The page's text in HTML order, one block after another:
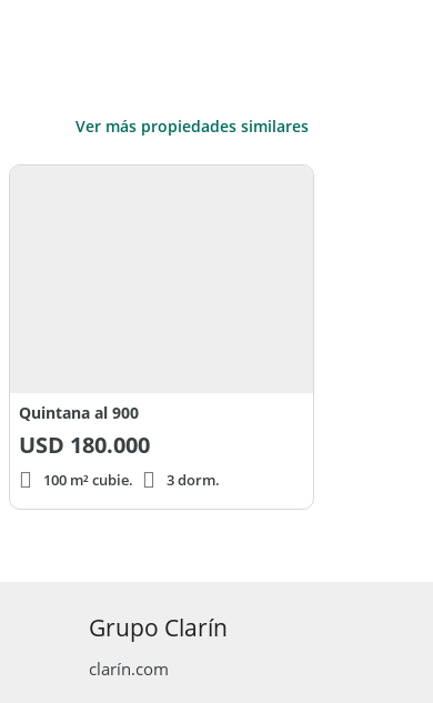
Ver más propiedades similares
Quintana al 900
USD 180.000
100 m² cubie. 3 dorm.
Grupo Clarín
clarín.com